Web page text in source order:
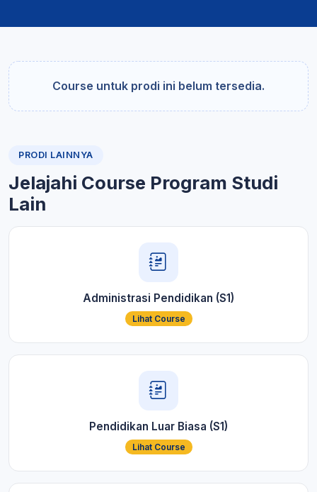
Course untuk prodi ini belum tersedia.
PRODI LAINNYA
Jelajahi Course Program Studi
Lain
Administrasi Pendidikan (S1)
Lihat Course
Pendidikan Luar Biasa (S1)
Lihat Course